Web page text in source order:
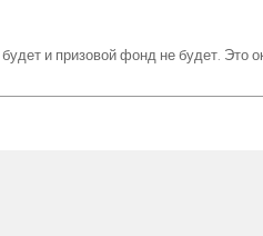
и призовой фонд не будет. Это